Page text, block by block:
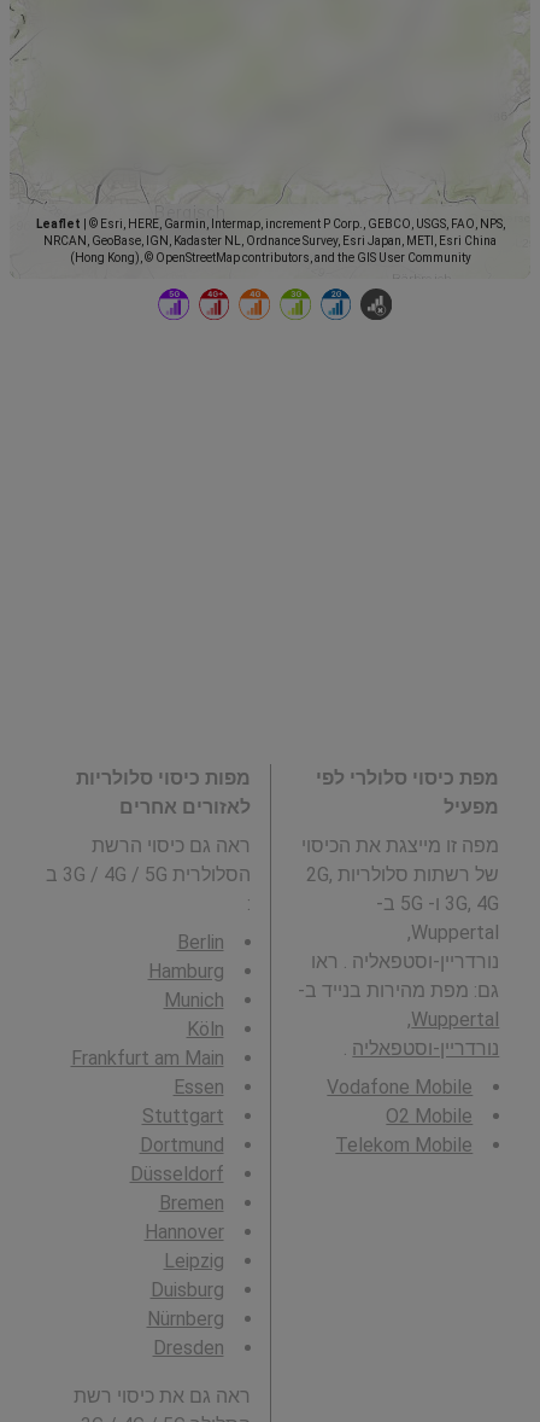
Leaflet
© Esri, HERE, Garmin, Intermap, increment P Corp., GEBCO, USGS, FAO, NPS,
NRCAN, GeoBase, IGN, Kadaster NL, Ordnance Survey, Esri Japan, METI, Esri China
(Hong Kong), © OpenStreetMap contributors, and the GIS User Community
מפת כיסוי סלולרי לפי
מפעיל
מפה זו מייצגת את הכיסוי
של רשתות סלולריות 2G,
3G, 4G ו- 5G ב-
Wuppertal,
נורדריין-וסטפאליה . ראו
גם: מפת מהירות בנייד ב-
Wuppertal,
נורדריין-וסטפאליה .
Vodafone Mobile
O2 Mobile
Telekom Mobile
מפות כיסוי סלולריות
לאזורים אחרים
ראה גם כיסוי הרשת
הסלולרית 3G / 4G / 5G ב
:
Berlin
Hamburg
Munich
Köln
Frankfurt am Main
Essen
Stuttgart
Dortmund
Düsseldorf
Bremen
Hannover
Leipzig
Duisburg
Nürnberg
Dresden
ראה גם את כיסוי רשת